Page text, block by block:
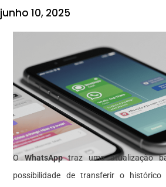
junho 10, 2025
OWhatsApptraz uma atualização
possibilidade de transferir o